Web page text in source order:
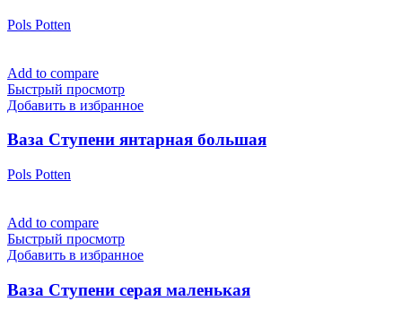
Pols Potten
Add to compare
Быстрый просмотр
Добавить в избранное
Ваза Ступени янтарная большая
Pols Potten
Add to compare
Быстрый просмотр
Добавить в избранное
Ваза Ступени серая маленькая